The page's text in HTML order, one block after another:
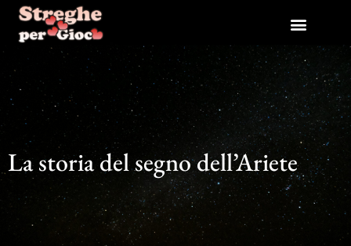
contenuto
La storia del segno dell’Ariete